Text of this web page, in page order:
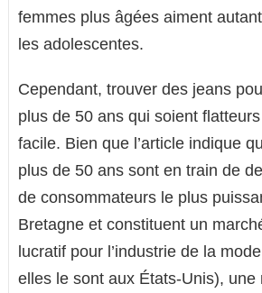
femmes plus âgées aiment
les adolescentes.
Cependant, trouver des jeans
plus de 50 ans qui soient flatteurs
facile. Bien que l’article indique
plus de 50 ans sont en train de
de consommateurs le plus
Bretagne et constituent un
lucratif pour l’industrie de la
elles le sont aux États-Unis), une